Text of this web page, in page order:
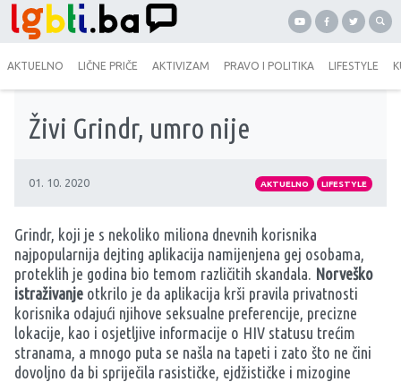
AKTUELNO LIČNE PRIČE AKTIVIZAM PRAVO I POLITIKA LIFESTYLE
Živi Grindr, umro nije
01. 10. 2020 AKTUELNO LIFESTYLE
Grindr, koji je s nekoliko miliona dnevnih korisnika
najpopularnija dejting aplikacija namijenjena gej osobama,
proteklih je godina bio temom različitih skandala. Norveško
istraživanje otkrilo je da aplikacija krši pravila privatnosti
korisnika odajući njihove seksualne preferencije, precizne
lokacije, kao i osjetljive informacije o HIV statusu trećim
stranama, a mnogo puta se našla na tapeti i zato što ne čini
dovoljno da bi spriječila rasističke, ejdžističke i mizogine